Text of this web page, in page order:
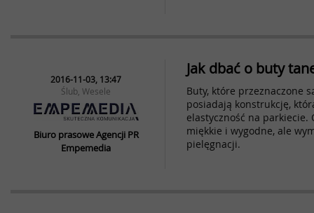
2016-11-03, 13:47
Ślub, Wesele
Biuro prasowe Agencji PR
Empemedia
Jak dbać o buty
Buty, które przeznaczone
posiadają konstrukcję,
elastyczność na
miękkie i wygodne, ale
pielęgnacji.